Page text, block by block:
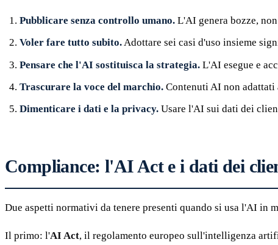
Pubblicare senza controllo umano. L'AI genera bozze,
Voler fare tutto subito.Adottare sei casi d'uso insieme
Pensare che l'AI sostituisca la strategia. L'AI esegue e
Trascurare la voce del marchio. Contenuti AI non
Dimenticare i dati e la privacy. Usare l'AI sui dati dei
Compliance: l'AI Act e i dati dei
Due aspetti normativi da tenere presenti quando si usa l'AI in
Il primo: l'AI Act, il regolamento europeo sull'intelligenza